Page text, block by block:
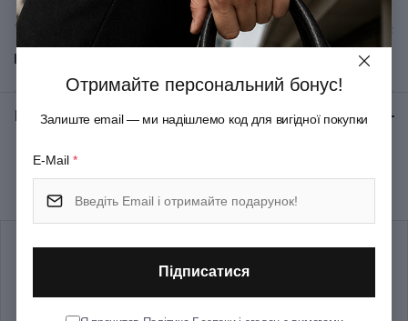
Тип ножового замка
Червоний
Середній
Довжина складаного ножа
Кількість шарів
Група WATCH OPENER
Показати всі
Відгуки: ★ 0 (0)
Рекомендуємо купити разом
Отримайте персональний бонус!
Залиште email — ми надішлемо код для вигідної покупки
E-Mail *
Підписатися